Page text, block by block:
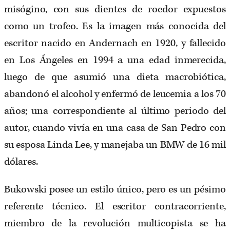
misógino, con sus dientes de roedor expuestos
como un trofeo. Es la imagen más conocida del
escritor nacido en Andernach en 1920, y fallecido
en Los Ángeles en 1994 a una edad inmerecida,
luego de que asumió una dieta macrobiótica,
abandonó el alcohol y enfermó de leucemia a los 70
años; una correspondiente al último periodo del
autor, cuando vivía en una casa de San Pedro con
su esposa Linda Lee, y manejaba un BMW de 16 mil
dólares.
Bukowski posee un estilo único, pero es un pésimo
referente técnico. El escritor contracorriente,
miembro de la revolución multicopista se ha